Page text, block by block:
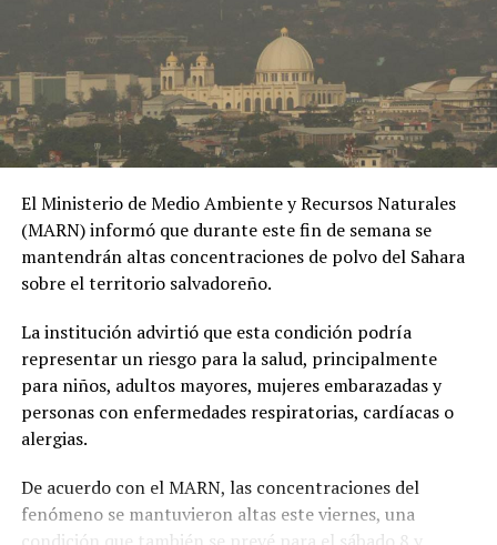
Presidente Bukele y expresó sus mejores deseos al
asumir esta nueva responsabilidad al frente de la nación
colombiana.
El Ministerio de Medio Ambiente y Recursos Naturales
(MARN) informó que durante este fin de semana se
mantendrán altas concentraciones de polvo del Sahara
sobre el territorio salvadoreño.
La institución advirtió que esta condición podría
representar un riesgo para la salud, principalmente
para niños, adultos mayores, mujeres embarazadas y
personas con enfermedades respiratorias, cardíacas o
alergias.
De acuerdo con el MARN, las concentraciones del
fenómeno se mantuvieron altas este viernes, una